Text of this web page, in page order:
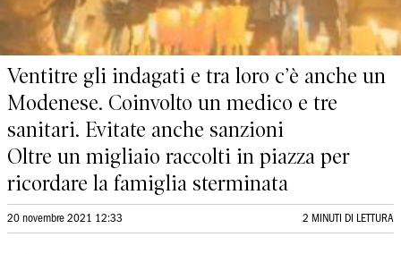
Ventitre gli indagati e tra loro c’è anche un
Modenese. Coinvolto un medico e tre
sanitari. Evitate anche sanzioni
Oltre un migliaio raccolti in piazza per
ricordare la famiglia sterminata
20 novembre 2021 12:33 2 MINUTI DI LETTURA